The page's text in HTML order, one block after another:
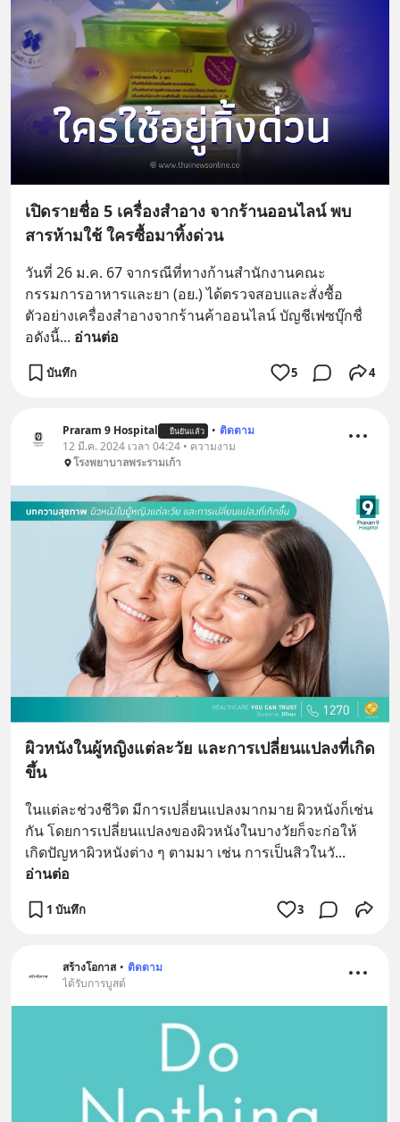
เปิดรายชื่อ 5 เครื่องสำอาง จากร้านออนไลน์ พบ
สารห้ามใช้ ใครซื้อมาทิ้งด่วน
วันที่ 26 ม.ค. 67 จากรณีที่ทางก้านสำนักงานคณะ
กรรมการอาหารและยา (อย.) ได้ตรวจสอบและสั่งซื้อ
ตัวอย่างเครื่องสำอางจากร้านค้าออนไลน์ บัญชีเฟซบุ๊กชื่
อดังนี้... อ่านต่อ
บันทึก 5 4
Praram 9 Hospital ยืนยันแล้ว • ติดตาม
12 มี.ค. 2024 เวลา 04:24 • ความงาม
โรงพยาบาลพระรามเก้า
ผิวหนังในผู้หญิงแต่ละวัย และการเปลี่ยนแปลงที่เกิด
ขึ้น
ในแต่ละช่วงชีวิต มีการเปลี่ยนแปลงมากมาย ผิวหนังก็เช่น
กัน โดยการเปลี่ยนแปลงของผิวหนังในบางวัยก็จะก่อให้
เกิดปัญหาผิวหนังต่าง ๆ ตามมา เช่น การเป็นสิวในวั
อ่านต่อ
1 บันทึก 3
สร้างโอกาส • ติดตาม
ได้รับการบูสต์